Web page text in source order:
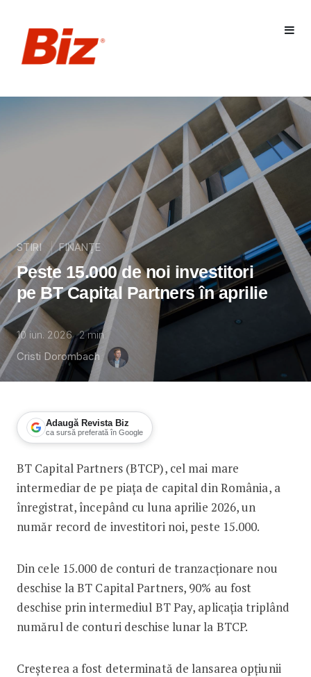
STIRI FINANȚE
Peste 15.000 de noi investitori
pe BT Capital Partners în aprilie
10 iun. 2026 2min
Cristi Dorombach
Adaugă Revista Biz
ca sursă preferată în Google
Peste 15.000 de noi investitori pe
BT Capital Partners (BTCP), cel mai mare
intermediar de pe piața de capital din România, a
înregistrat, începând cu luna aprilie 2026, un
număr record de investitori noi, peste 15.000.
Din cele 15.000 de conturi de tranzacționare nou
deschise la BT Capital Partners, 90% au fost
deschise prin intermediul BT Pay, aplicația triplând
numărul de conturi deschise lunar la BTCP.
Creșterea a fost determinată de lansarea opțiunii